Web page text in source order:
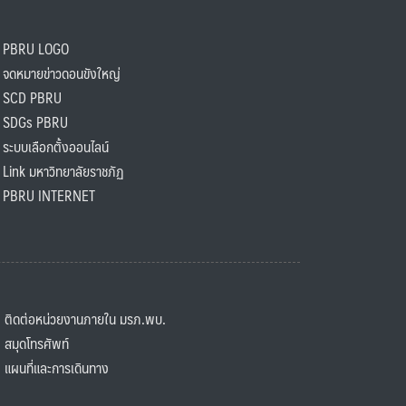
LOGO
หมายข่าวดอนขังใหญ่
PBRU
PBRU
บบเลือกตั้งออนไลน์
มหาวิทยาลัยราชภัฏ
INTERNET
ต่อหน่วยงานภายใน มรภ.พบ.
ดโทรศัพท์
นที่และการเดินทาง